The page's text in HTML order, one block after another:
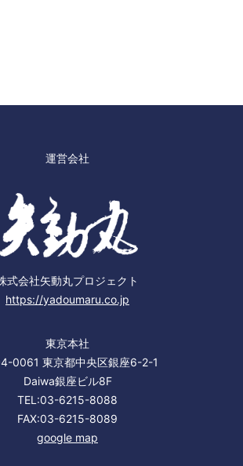
運営会社
式会社矢動丸プロジェクト
https://yadoumaru.co.jp
東京本社
0061 東京都中央区銀座6-2-1
Daiwa銀座ビル8F
TEL:03-6215-8088
FAX:03-6215-8089
google map